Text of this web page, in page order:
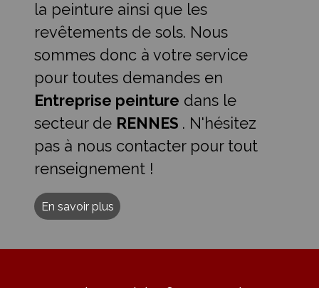
la peinture ainsi que les
revêtements de sols. Nous
sommes donc à votre service
pour toutes demandes en
Entreprise peinture dans le
secteur de RENNES . N'hésitez
pas à nous contacter pour tout
renseignement !
En savoir plus